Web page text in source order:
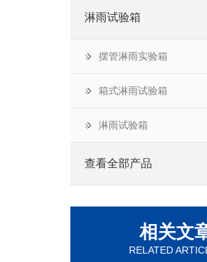
淋雨试验箱
摆管淋雨实验箱
箱式淋雨试验箱
淋雨试验箱
查看全部产品
相关文
RELATED